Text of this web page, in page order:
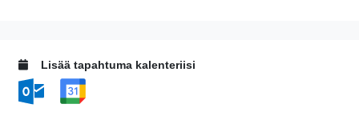
Lisää tapahtuma kalenteriisi